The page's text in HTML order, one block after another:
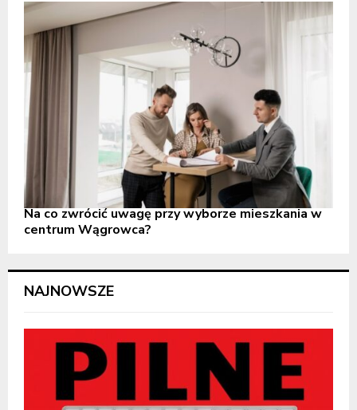
Na co zwrócić uwagę przy wyborze mieszkania w
centrum Wągrowca?
NAJNOWSZE